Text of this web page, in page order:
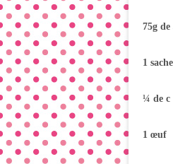
75g de
1
¼ de c
1 œuf